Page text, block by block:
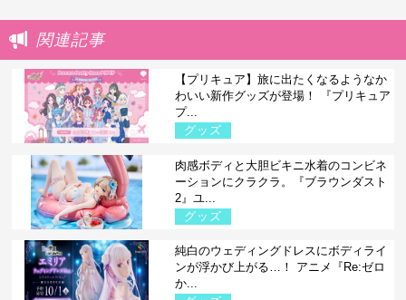
関連記事
【プリキュア】旅に出たくなるようなか
わいい新作グッズが登場！ 『プリキュア
プ...
グッズ
肉感ボディと大胆ビキニ水着のコンビネ
ーションにクラクラ。『ブラウンダスト
2』ユ...
グッズ
純白のウェディングドレスにボディライ
ンが浮かび上がる…！ アニメ『Re:ゼロ
か...